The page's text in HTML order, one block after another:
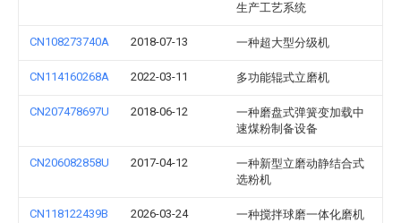
生产工艺系统
CN108273740A 2018-07-13 一种超大型分级机
CN114160268A 2022-03-11 多功能辊式立磨机
CN207478697U 2018-06-12
一种磨盘式弹簧变加载中
速煤粉制备设备
CN206082858U 2017-04-12
一种新型立磨动静结合式
选粉机
CN118122439B 2026-03-24
一种搅拌球磨一体化磨机